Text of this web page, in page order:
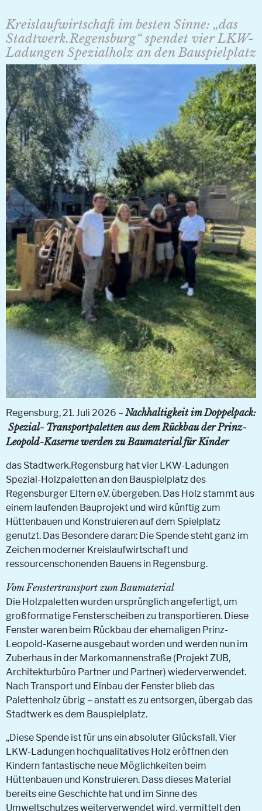
Kreislaufwirtschaft im besten Sinne: „das
Stadtwerk.Regensburg“ spendet vier LKW-
Ladungen Spezialholz an den Bauspielplatz
Regensburg, 21. Juli 2026 – Nachhaltigkeit im Doppelpack:
Spezial- Transportpaletten aus dem Rückbau der Prinz-
Leopold-Kaserne werden zu Baumaterial für Kinder
das Stadtwerk.Regensburg hat vier LKW-Ladungen
Spezial-Holzpaletten an den Bauspielplatz des
Regensburger Eltern e.V. übergeben. Das Holz stammt aus
einem laufenden Bauprojekt und wird künftig zum
Hüttenbauen und Konstruieren auf dem Spielplatz
genutzt. Das Besondere daran: Die Spende steht ganz im
Zeichen moderner Kreislaufwirtschaft und
ressourcenschonenden Bauens in Regensburg.
Vom Fenstertransport zum Baumaterial
Die Holzpaletten wurden ursprünglich angefertigt, um
großformatige Fensterscheiben zu transportieren. Diese
Fenster waren beim Rückbau der ehemaligen Prinz-
Leopold-Kaserne ausgebaut worden und werden nun im
Zuberhaus in der Markomannenstraße (Projekt ZUB,
Architekturbüro Partner und Partner) wiederverwendet.
Nach Transport und Einbau der Fenster blieb das
Palettenholz übrig – anstatt es zu entsorgen, übergab das
Stadtwerk es dem Bauspielplatz.
„Diese Spende ist für uns ein absoluter Glücksfall. Vier
LKW-Ladungen hochqualitatives Holz eröffnen den
Kindern fantastische neue Möglichkeiten beim
Hüttenbauen und Konstruieren. Dass dieses Material
bereits eine Geschichte hat und im Sinne des
Umweltschutzes weiterverwendet wird, vermittelt den